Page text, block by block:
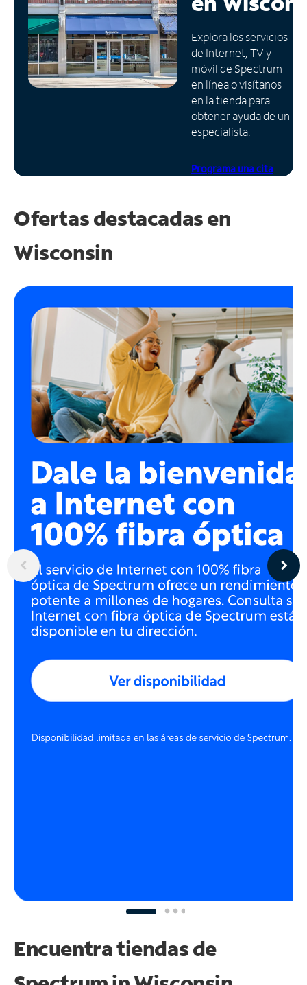
Administrar
cuenta
Encuentra
una
tienda
Explora los servicios
de Internet, TV y
móvil de Spectrum
en línea o visítanos
en la tienda para
obtener ayuda de un
especialista.
Programa una cita
Ofertas destacadas en
Wisconsin
Encuentra tiendas de